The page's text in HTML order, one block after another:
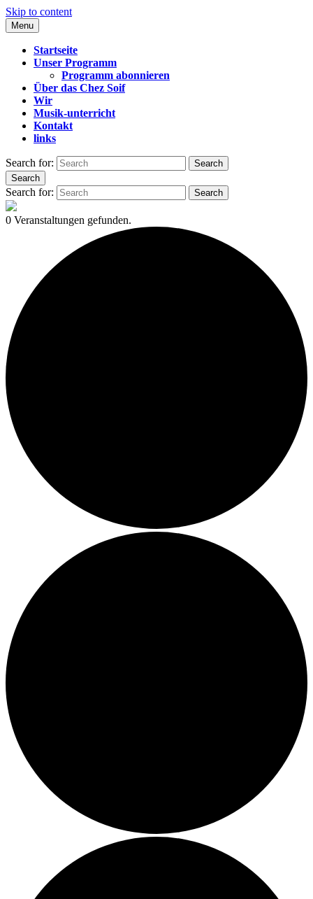
Skip to content
CHEZ SOIF
Menu
Startseite
Unser Programm
Programm abonnieren
Über das Chez Soif
Wir
Musik-unterricht
Kontakt
links
Search for:
Search
Search
Search for: Search
0 Veranstaltungen gefunden.